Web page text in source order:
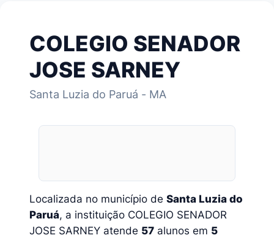
COLEGIO SENADOR
JOSE SARNEY
Santa Luzia do Paruá - MA
Localizada no município de Santa Luzia do
Paruá, a instituição COLEGIO SENADOR
JOSE SARNEY atende 57 alunos em 5